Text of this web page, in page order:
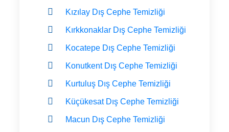
Kızılay Dış Cephe Temizliği
Kırkkonaklar Dış Cephe Temizliği
Kocatepe Dış Cephe Temizliği
Konutkent Dış Cephe Temizliği
Kurtuluş Dış Cephe Temizliği
Küçükesat Dış Cephe Temizliği
Macun Dış Cephe Temizliği